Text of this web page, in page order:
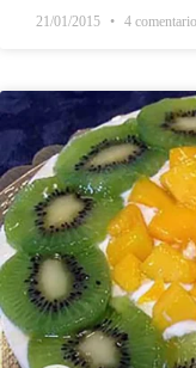
21/01/2015 4